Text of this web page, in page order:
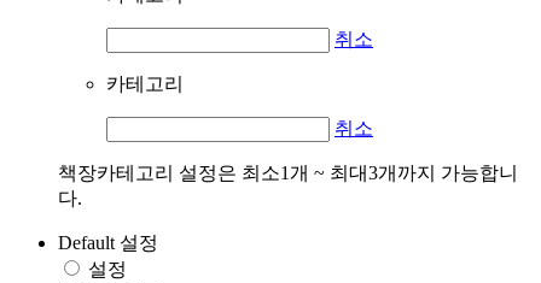
취소
카테고리
취소
책장카테고리 설정은 최소1개 ~ 최대3개까지 가능합니
다.
Default 설정
설정